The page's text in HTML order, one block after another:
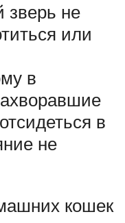
зверь не
или
в
в
не
кошек